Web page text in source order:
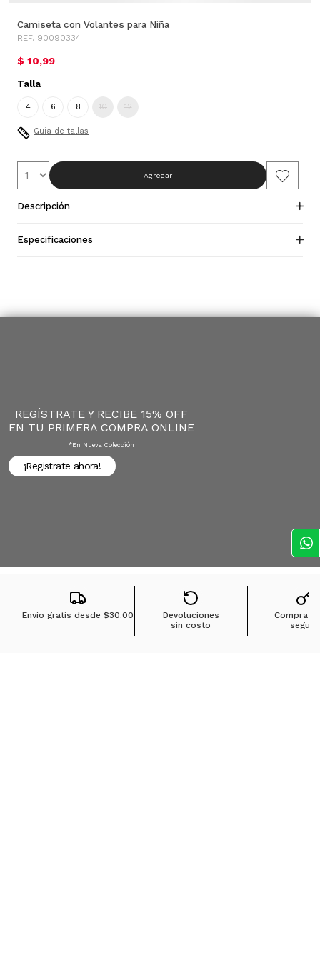
Camiseta con Volantes para Niña
REF. 90090334
$ 10,99
Talla
4 6 8 10 12
Guia de tallas
Agregar
Descripción
Especificaciones
REGÍSTRATE Y RECIBE 15% OFF
EN TU PRIMERA COMPRA ONLINE
*en Nueva Colección
¡Registrate ahora!
Envío gratis desde$30.00
Devoluciones
sin costo
Compra
segura